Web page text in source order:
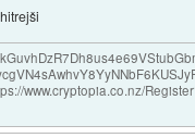
www.cryptopia.co.nz/